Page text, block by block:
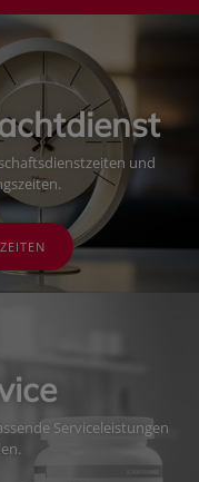
und
Serviceleistungen